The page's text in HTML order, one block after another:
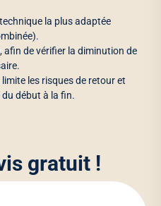
la plus adaptée
, afin de vérifier la diminution de
les risques de retour et
début à la fin.
gratuit !